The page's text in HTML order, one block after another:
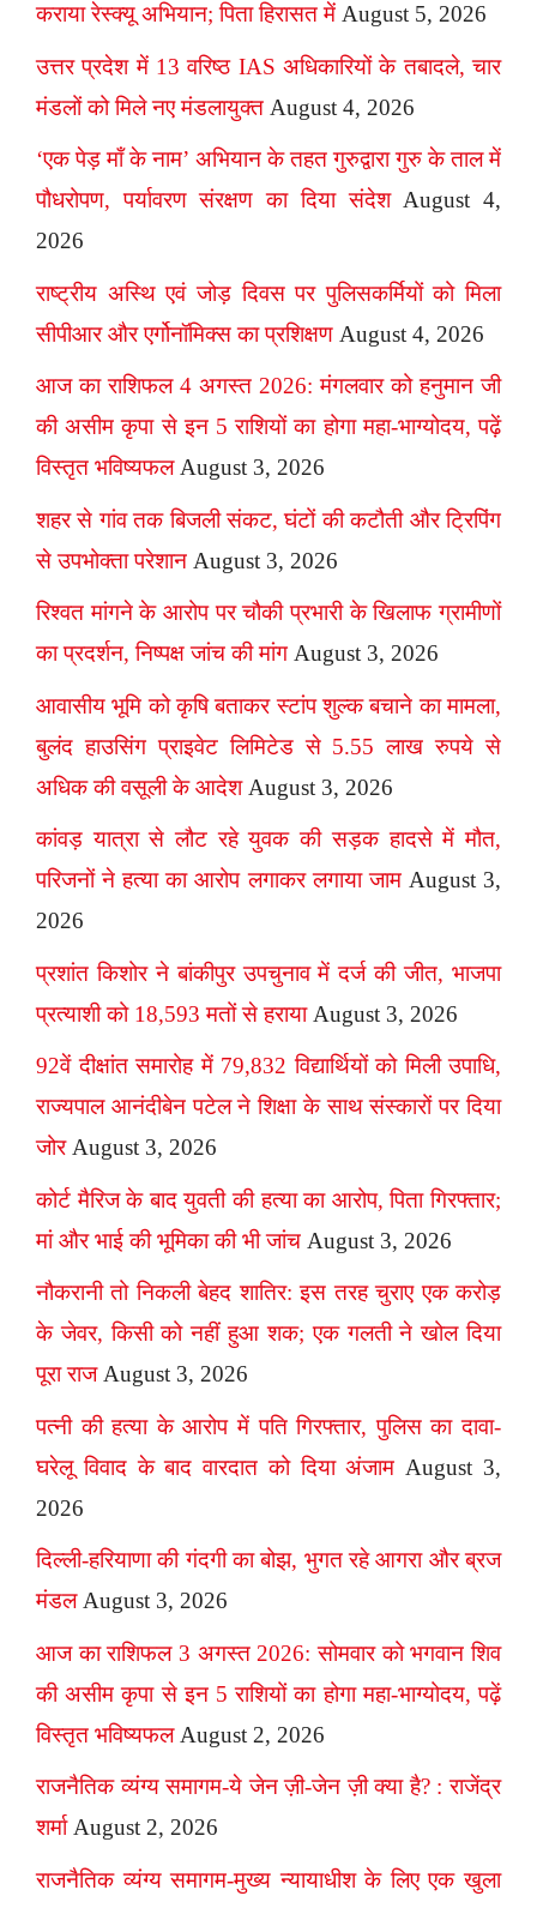
कराया रेस्क्यू अभियान; पिता हिरासत में August 5, 2026
उत्तर प्रदेश में 13 वरिष्ठ IAS अधिकारियों के तबादले, चार
मंडलों को मिले नए मंडलायुक्त August 4, 2026
‘एक पेड़ माँ के नाम’ अभियान के तहत गुरुद्वारा गुरु के ताल में
पौधरोपण, पर्यावरण संरक्षण का दिया संदेश August 4,
2026
राष्ट्रीय अस्थि एवं जोड़ दिवस पर पुलिसकर्मियों को मिला
सीपीआर और एर्गोनॉमिक्स का प्रशिक्षण August 4, 2026
आज का राशिफल 4 अगस्त 2026: मंगलवार को हनुमान जी
की असीम कृपा से इन 5 राशियों का होगा महा-भाग्योदय, पढ़ें
विस्तृत भविष्यफल August 3, 2026
शहर से गांव तक बिजली संकट, घंटों की कटौती और ट्रिपिंग
से उपभोक्ता परेशान August 3, 2026
रिश्वत मांगने के आरोप पर चौकी प्रभारी के खिलाफ ग्रामीणों
का प्रदर्शन, निष्पक्ष जांच की मांग August 3, 2026
आवासीय भूमि को कृषि बताकर स्टांप शुल्क बचाने का मामला,
बुलंद हाउसिंग प्राइवेट लिमिटेड से 5.55 लाख रुपये से
अधिक की वसूली के आदेश August 3, 2026
कांवड़ यात्रा से लौट रहे युवक की सड़क हादसे में मौत,
परिजनों ने हत्या का आरोप लगाकर लगाया जाम August 3,
2026
प्रशांत किशोर ने बांकीपुर उपचुनाव में दर्ज की जीत, भाजपा
प्रत्याशी को 18,593 मतों से हराया August 3, 2026
92वें दीक्षांत समारोह में 79,832 विद्यार्थियों को मिली उपाधि,
राज्यपाल आनंदीबेन पटेल ने शिक्षा के साथ संस्कारों पर दिया
जोर August 3, 2026
कोर्ट मैरिज के बाद युवती की हत्या का आरोप, पिता गिरफ्तार;
मां और भाई की भूमिका की भी जांच August 3, 2026
नौकरानी तो निकली बेहद शातिर: इस तरह चुराए एक करोड़
के जेवर, किसी को नहीं हुआ शक; एक गलती ने खोल दिया
पूरा राज August 3, 2026
पत्नी की हत्या के आरोप में पति गिरफ्तार, पुलिस का दावा-
घरेलू विवाद के बाद वारदात को दिया अंजाम August 3,
2026
दिल्ली-हरियाणा की गंदगी का बोझ, भुगत रहे आगरा और ब्रज
मंडल August 3, 2026
आज का राशिफल 3 अगस्त 2026: सोमवार को भगवान शिव
की असीम कृपा से इन 5 राशियों का होगा महा-भाग्योदय, पढ़ें
विस्तृत भविष्यफल August 2, 2026
राजनैतिक व्यंग्य समागम-ये जेन ज़ी-जेन ज़ी क्या है? : राजेंद्र
शर्मा August 2, 2026
राजनैतिक व्यंग्य समागम-मुख्य न्यायाधीश के लिए एक खुला